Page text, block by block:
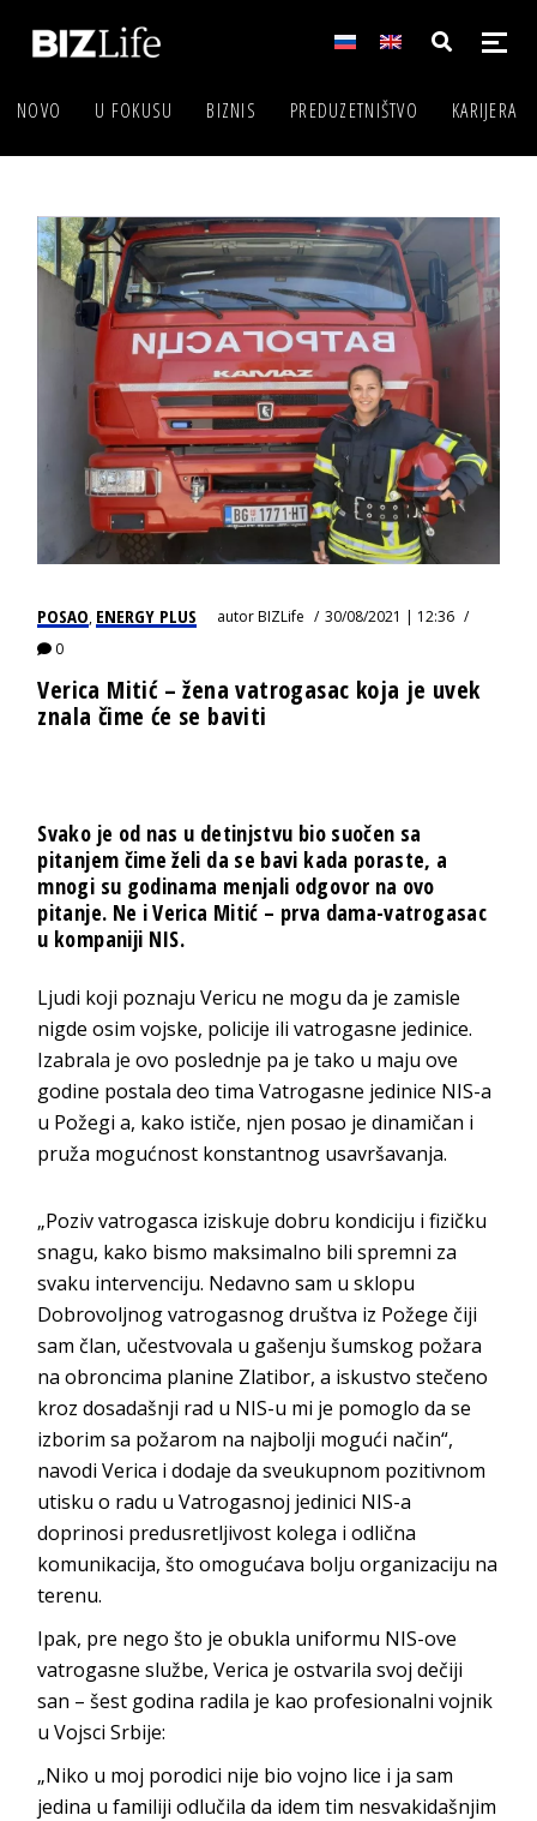
NOVO U FOKUSU BIZNIS PREDUZETNIŠTVO KARIJERA
POSAO, ENERGY PLUS autorBIZLife
30/08/2021 | 12:36
0
Verica Mitić – žena vatrogasac koja je uvek
znala čime će se baviti
Svako je od nas u detinjstvu bio suočen sa
pitanjem čime želi da se bavi kada poraste, a
mnogi su godinama menjali odgovor na ovo
pitanje. Ne i Verica Mitić – prva dama-vatrogasac
u kompaniji NIS.
Ljudi koji poznaju Vericu ne mogu da je zamisle
nigde osim vojske, policije ili vatrogasne jedinice.
Izabrala je ovo poslednje pa je tako u maju ove
godine postala deo tima Vatrogasne jedinice NIS-a
u Požegi a, kako ističe, njen posao je dinamičan i
pruža mogućnost konstantnog usavršavanja.
„Poziv vatrogasca iziskuje dobru kondiciju i fizičku
snagu, kako bismo maksimalno bili spremni za
svaku intervenciju. Nedavno sam u sklopu
Dobrovoljnog vatrogasnog društva iz Požege čiji
sam član, učestvovala u gašenju šumskog požara
na obroncima planine Zlatibor, a iskustvo stečeno
kroz dosadašnji rad u NIS-u mi je pomoglo da se
izborim sa požarom na najbolji mogući način“,
navodi Verica i dodaje da sveukupnom pozitivnom
utisku o radu u Vatrogasnoj jedinici NIS-a
doprinosi predusretljivost kolega i odlična
komunikacija, što omogućava bolju organizaciju na
terenu.
Ipak, pre nego što je obukla uniformu NIS-ove
vatrogasne službe, Verica je ostvarila svoj dečiji
san – šest godina radila je kao profesionalni vojnik
u Vojsci Srbije:
„Niko u moj porodici nije bio vojno lice i ja sam
jedina u familiji odlučila da idem tim nesvakidašnjim